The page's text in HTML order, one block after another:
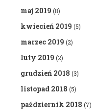
maj 2019 (8)
kwiecień 2019 (5)
marzec 2019 (2)
luty 2019 (2)
grudzień 2018 (3)
listopad 2018 (5)
październik 2018 (7)